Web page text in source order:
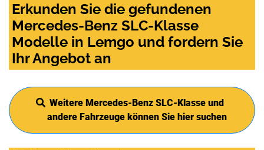
Erkunden Sie die gefundenen
Mercedes-Benz SLC-Klasse
Modelle in Lemgo und fordern Sie
Ihr Angebot an
Weitere Mercedes-Benz SLC-Klasse und
andere Fahrzeuge können Sie hier suchen